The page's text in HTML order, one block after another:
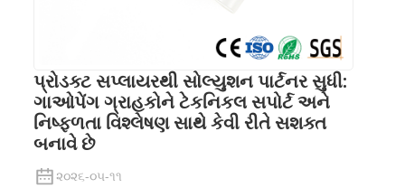
પ્રોડક્ટ સપ્લાયરથી સોલ્યુશન પાર્ટનર સુધી:
ગાઓપેંગ ગ્રાહકોને ટેકનિકલ સપોર્ટ અને
નિષ્ફળતા વિશ્લેષણ સાથે કેવી રીતે સશક્ત
બનાવે છે
૨૦૨૬-૦૫-૧૧